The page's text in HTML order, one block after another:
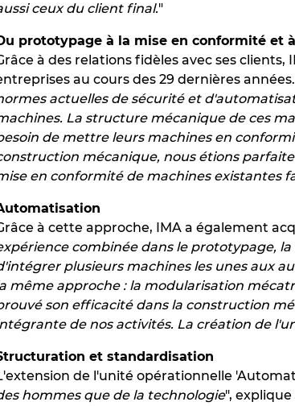
ceux du client final."
prototypage à la mise en conformité et
à des relations fidèles avec ses
au cours des 29 dernières
actuelles de sécurité et
La structure mécanique de ces
de mettre leurs machines en
mécanique, nous étions
en conformité de machines existantes
à cette approche, IMA a également
combinée dans le prototypage,
plusieurs machines les unes aux
même approche : la modularisation
son efficacité dans la construction
de nos activités. La création de
et standardisation
de l'unité opérationnelle
hommes que de la technologie", explique